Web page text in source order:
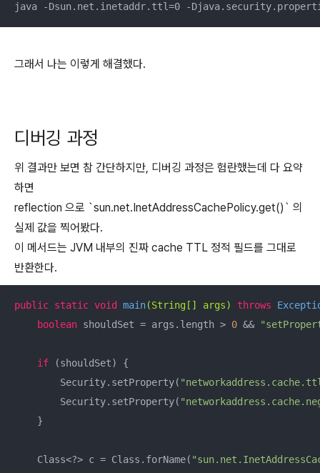
java -Dsun.net.inetaddr.ttl=0 -
그래서 나는 이렇게 해결했다.
디버깅 과정
위 결과만 보면 참 간단하지만, 디버깅 과정은 험란했는데 다 요약
하면
reflection 으로 `sun.net.InetAddressCachePolicy.get()` 의
실제 값을 찍어봤다.
이 메서드는 JVM 내부의 진짜 cache TTL 정적 필드를 그대로
반환한다.
public static void main(String[] args) throws
boolean shouldSet = args.length > 0 &&
if (shouldSet) {
        Security.setProperty(
        Security.setProperty(
    }
    Class<?> c = Class.forName(